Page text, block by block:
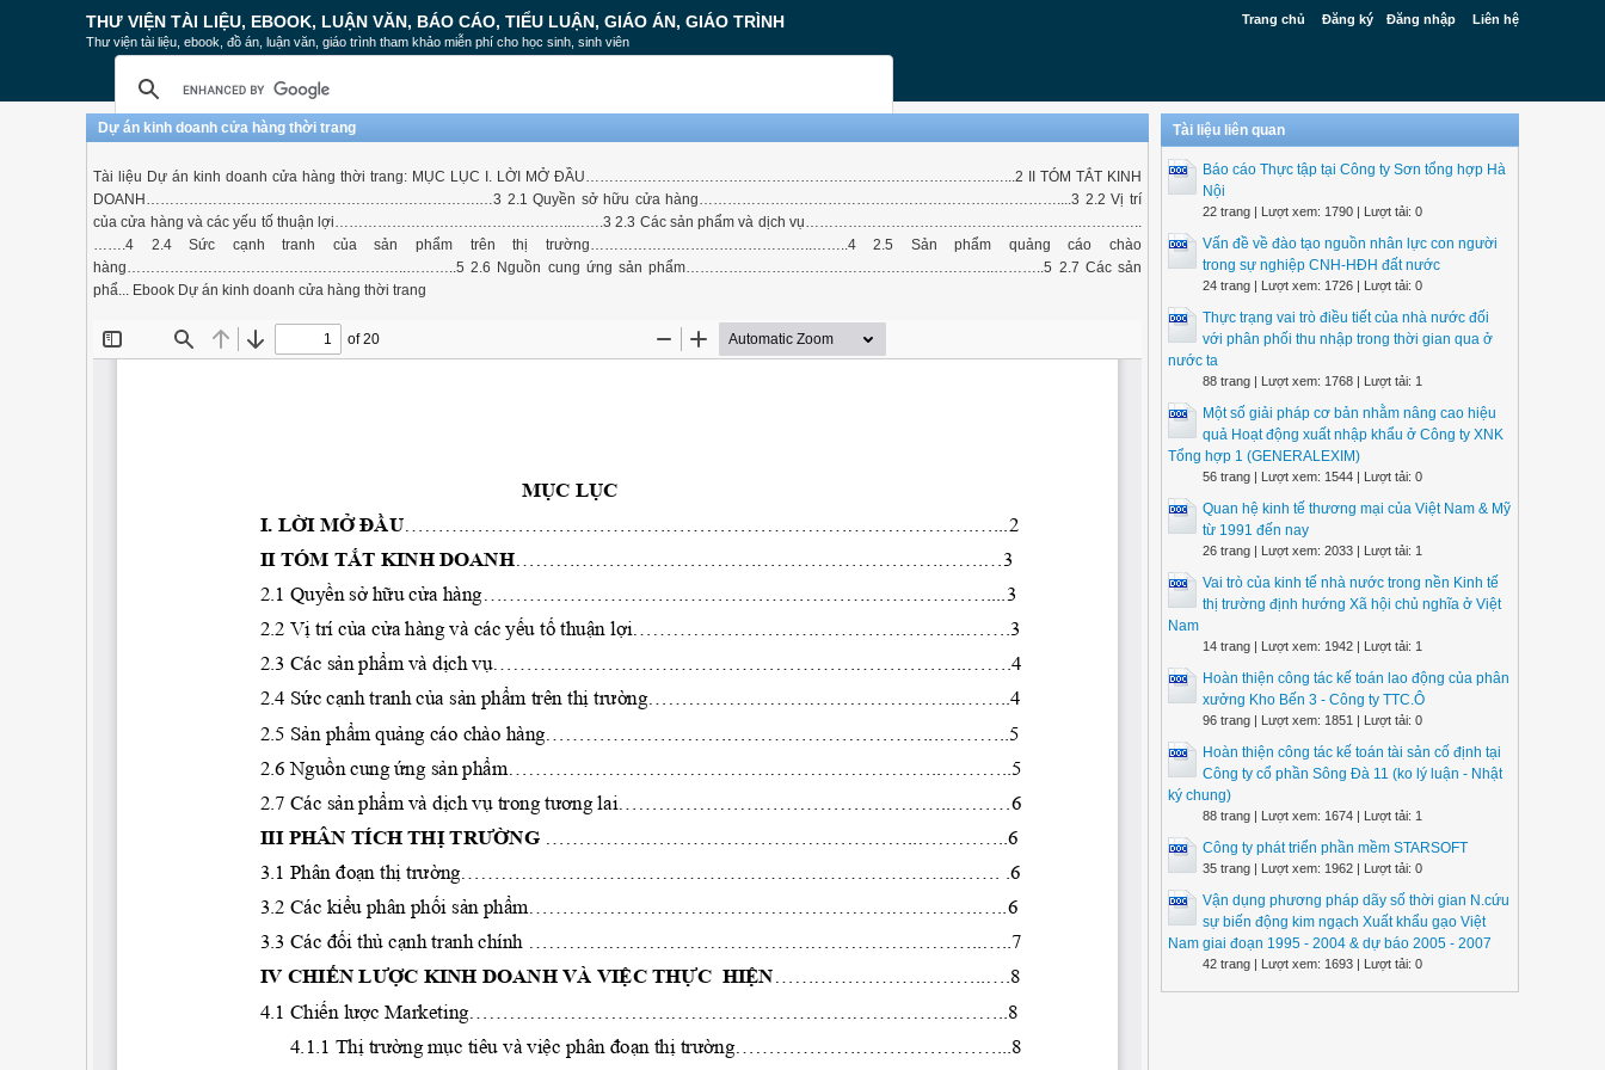
Trang chủ Đăng ký Đăng nhập Liên hệ
THƯ VIỆN TÀI LIỆU, EBOOK, LUẬN VĂN, BÁO CÁO, TIỂU LUẬN, GIÁO ÁN, GIÁO TRÌNH
Thư viện tài liệu, ebook, đồ án, luận văn, giáo trình tham khảo miễn phí cho học sinh, sinh viên
Dự án kinh doanh cửa hàng thời trang
Tài liệu Dự án kinh doanh cửa hàng thời trang: MỤC LỤC I. LỜI MỞ ĐẦU………………………………………………………………………….…...2 II TÓM TẮT KINH
DOANH…………………………………………………………….…3 2.1 Quyền sở hữu cửa hàng…………………………………………………………………....3 2.2 Vị trí
của cửa hàng và các yếu tố thuận lợi…………………………………………..…….3 2.3 Các sản phẩm và dịch vụ……………………………………………………………..
…….4 2.4 Sức cạnh tranh của sản phẩm trên thị trường………………………………………..……..4 2.5 Sản phẩm quảng cáo chào
hàng…………………………………………………..………..5 2.6 Nguồn cung ứng sản phẩm………………………………………………………..………..5 2.7 Các sản
phẩ... Ebook Dự án kinh doanh cửa hàng thời trang
Tài liệu liên quan
Báo cáo Thực tập tại Công ty Sơn tổng hợp Hà
Nội
22 trang | Lượt xem: 1790 | Lượt tải: 0
Vấn đề về đào tạo nguồn nhân lực con người
trong sự nghiệp CNH-HĐH đất nước
24 trang | Lượt xem: 1726 | Lượt tải: 0
Thực trạng vai trò điều tiết của nhà nước đối
với phân phối thu nhập trong thời gian qua ở
nước ta
88 trang | Lượt xem: 1768 | Lượt tải: 1
Một số giải pháp cơ bản nhằm nâng cao hiệu
quả Hoạt động xuất nhập khẩu ở Công ty XNK
Tổng hợp 1 (GENERALEXIM)
56 trang | Lượt xem: 1544 | Lượt tải: 0
Quan hệ kinh tế thương mại của Việt Nam & Mỹ
từ 1991 đến nay
26 trang | Lượt xem: 2033 | Lượt tải: 1
Vai trò của kinh tế nhà nước trong nền Kinh tế
thị trường định hướng Xã hội chủ nghĩa ở Việt
Nam
14 trang | Lượt xem: 1942 | Lượt tải: 1
Hoàn thiện công tác kế toán lao động của phân
xưởng Kho Bến 3 - Công ty TTC.Ô
96 trang | Lượt xem: 1851 | Lượt tải: 0
Hoàn thiện công tác kế toán tài sản cố định tại
Công ty cổ phần Sông Đà 11 (ko lý luận - Nhật
ký chung)
88 trang | Lượt xem: 1674 | Lượt tải: 1
Công ty phát triển phần mềm STARSOFT
35 trang | Lượt xem: 1962 | Lượt tải: 0
Vận dụng phương pháp dãy số thời gian N.cứu
sự biến động kim ngạch Xuất khẩu gạo Việt
Nam giai đoạn 1995 - 2004 & dự báo 2005 - 2007
42 trang | Lượt xem: 1693 | Lượt tải: 0